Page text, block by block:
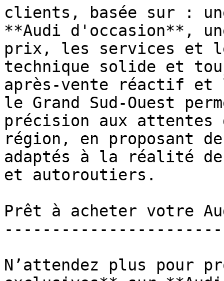
clients, basée sur :
**Audi d'occasion**,
prix, les services et
technique solide et
après-vente réactif et
le Grand Sud-Ouest
précision aux attentes
région, en proposant
adaptés à la réalité
et autoroutiers.
Prêt à acheter votre
N’attendez plus pour